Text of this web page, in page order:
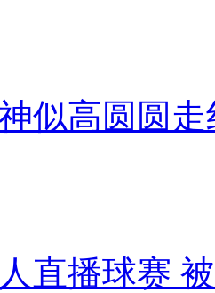
似高圆圆走
直播球赛